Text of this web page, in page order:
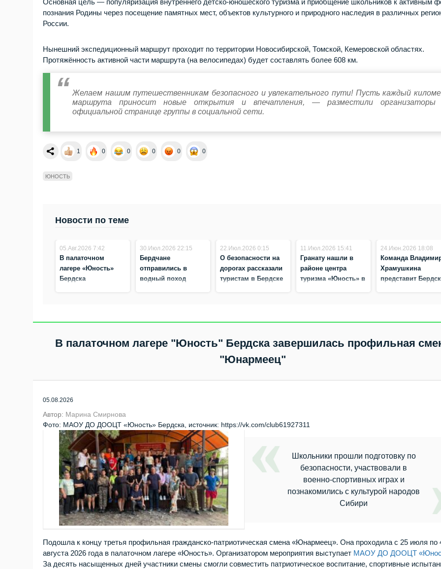
Основная цель — популяризация внутреннего детско-юношеского туризма и приобщение школьников к активным
познания Родины через посещение памятных мест, объектов культурного и природного наследия в различных
России.
Нынешний экспедиционный маршрут проходит по территории Новосибирской, Томской, Кемеровской областях.
Протяжённость активной части маршрута (на велосипедах) будет составлять более 608 км.
Желаем нашим путешественникам безопасного и увлекательного пути! Пусть каждый
маршрута приносит новые открытия и впечатления, — разместили организаторы
официальной странице группы в социальной сети.
1 0 0 0 0 0
ЮНОСТЬ
Новости по теме
05.Авг.2026 7:42
В палаточном
лагере «Юность»
Бердска
30.Июл.2026 22:15
Бердчане
отправились в
водный поход
22.Июл.2026 0:15
О безопасности на
дорогах рассказали
туристам в Бердске
11.Июл.2026 15:41
Гранату нашли в
районе центра
туризма «Юность» в
24.Июн.2026 18:08
Команда
Храмушкина
представит Бердск
В палаточном лагере "Юность" Бердска завершилась профильная
"Юнармеец"
05.08.2026
Автор: Марина Смирнова
Фото: МАОУ ДО ДООЦТ «Юность» Бердска, источник: https://vk.com/club61927311
Школьники прошли подготовку по
безопасности, участвовали в
военно‑спортивных играх и
познакомились с культурой народов
Сибири
Подошла к концу третья профильная гражданско‑патриотическая смена «Юнармеец». Она проходила с 25 июля по
августа 2026 года в палаточном лагере «Юность». Организатором мероприятия выступает МАОУ ДО ДООЦТ
За десять насыщенных дней участники смены смогли совместить патриотическое воспитание, спортивные